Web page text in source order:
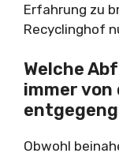
Erfahrung zu
Recyclinghof
Welche
immer von
Obwohl